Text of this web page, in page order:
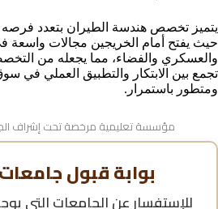
يتميز تخصص هندسة الطيران بتعدد فرصه
حيث يفتح أمام الخريجين مجالات واسعة
والعسكري والفضاء، مما يجعله من
تجمع بين الابتكار والتطبيق العملي في
ومتطور باستمرار.
مؤسسة تعليمية مرخصة تحت إشراف
بوابة قبول
للإستفسار عنالجامعات التي